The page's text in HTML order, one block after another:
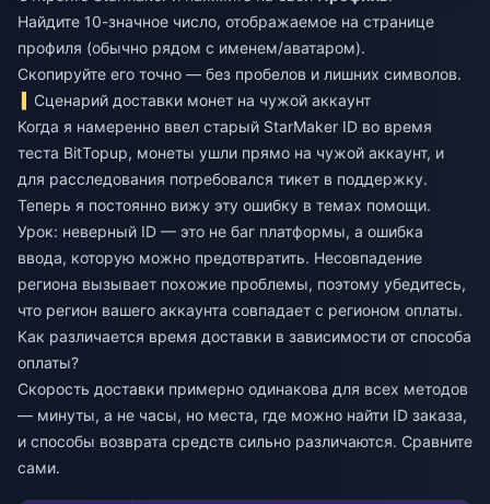
Найдите 10-значное число, отображаемое на странице
профиля (обычно рядом с именем/аватаром).
Скопируйте его точно — без пробелов и лишних символов.
Сценарий доставки монет на чужой аккаунт
Когда я намеренно ввел старый StarMaker ID во время
теста BitTopup, монеты ушли прямо на чужой аккаунт, и
для расследования потребовался тикет в поддержку.
Теперь я постоянно вижу эту ошибку в темах помощи.
Урок: неверный ID — это не баг платформы, а ошибка
ввода, которую можно предотвратить. Несовпадение
региона вызывает похожие проблемы, поэтому убедитесь,
что регион вашего аккаунта совпадает с регионом оплаты.
Как различается время доставки в зависимости от способа
оплаты?
Скорость доставки примерно одинакова для всех методов
— минуты, а не часы, но места, где можно найти ID заказа,
и способы возврата средств сильно различаются. Сравните
сами.